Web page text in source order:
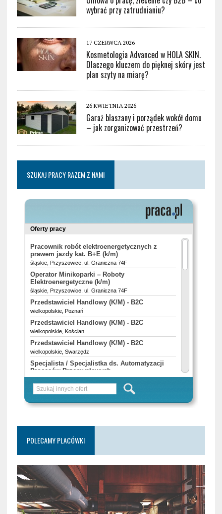
wybrać przy zatrudnianiu?
17 CZERWCA 2026
Kosmetologia Advanced w HOLA SKIN.
Dlaczego kluczem do pięknej skóry jest
plan szyty na miarę?
26 KWIETNIA 2026
Garaż blaszany i porządek wokół domu
– jak zorganizować przestrzeń?
SZUKAJ PRACY RAZEM Z NAMI
POLECAMY PLACÓWKI